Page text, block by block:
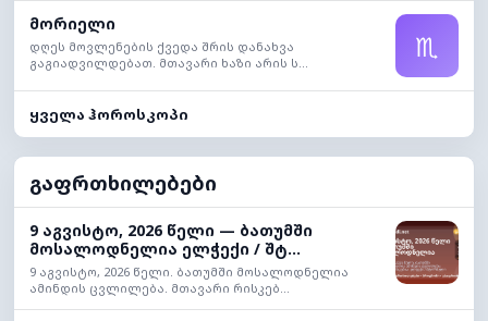
მორიელი
დღეს მოვლენების ქვედა შრის დანახვა
გაგიადვილდებათ. მთავარი ხაზი არის ს...
♏
ყველა ჰოროსკოპი
გაფრთხილებები
9 აგვისტო, 2026 წელი — ბათუმში
მოსალოდნელია ელჭექი / შტ...
9 აგვისტო, 2026 წელი. ბათუმში მოსალოდნელია
ამინდის ცვლილება. მთავარი რისკებ...